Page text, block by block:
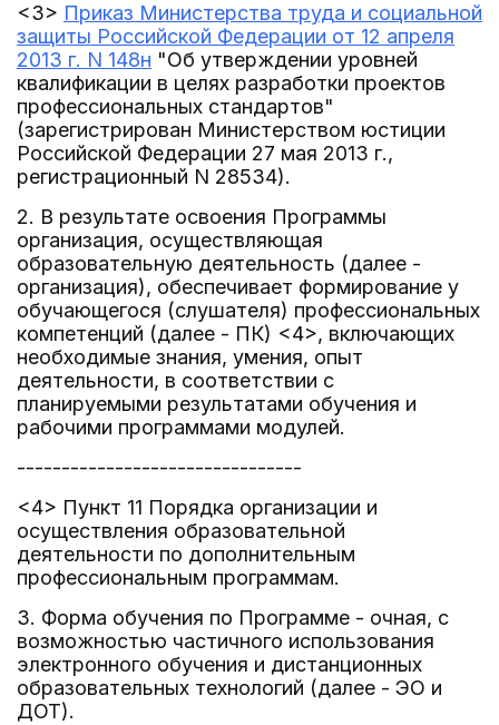
<3> Приказ Министерства труда и социальной
защиты Российской Федерации от 12 апреля
2013 г. N 148н "Об утверждении уровней
квалификации в целях разработки проектов
профессиональных стандартов"
(зарегистрирован Министерством юстиции
Российской Федерации 27 мая 2013 г.,
регистрационный N 28534).
2. В результате освоения Программы
организация, осуществляющая
образовательную деятельность (далее -
организация), обеспечивает формирование у
обучающегося (слушателя) профессиональных
компетенций (далее - ПК) <4>, включающих
необходимые знания, умения, опыт
деятельности, в соответствии с
планируемыми результатами обучения и
рабочими программами модулей.
--------------------------------
<4> Пункт 11 Порядка организации и
осуществления образовательной
деятельности по дополнительным
профессиональным программам.
3. Форма обучения по Программе - очная, с
возможностью частичного использования
электронного обучения и дистанционных
образовательных технологий (далее - ЭО и
ДОТ).